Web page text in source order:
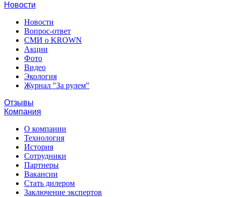
Новости
Новости
Вопрос-ответ
СМИ о KROWN
Акции
Фото
Видео
Экология
Журнал "За рулем"
Отзывы
Компания
О компании
Технология
История
Сотрудники
Партнеры
Вакансии
Стать дилером
Заключение экспертов